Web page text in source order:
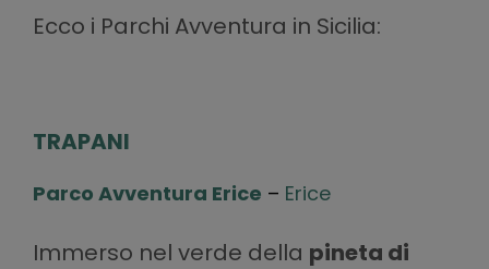
Ecco i Parchi Avventura in Sicilia:
TRAPANI
Parco Avventura Erice – Erice
Immerso nel verde della pineta di